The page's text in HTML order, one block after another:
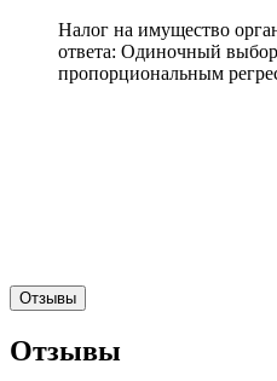
Налог на имущество
ответа: Одиночный
пропорциональным
Отзывы
Отзывы